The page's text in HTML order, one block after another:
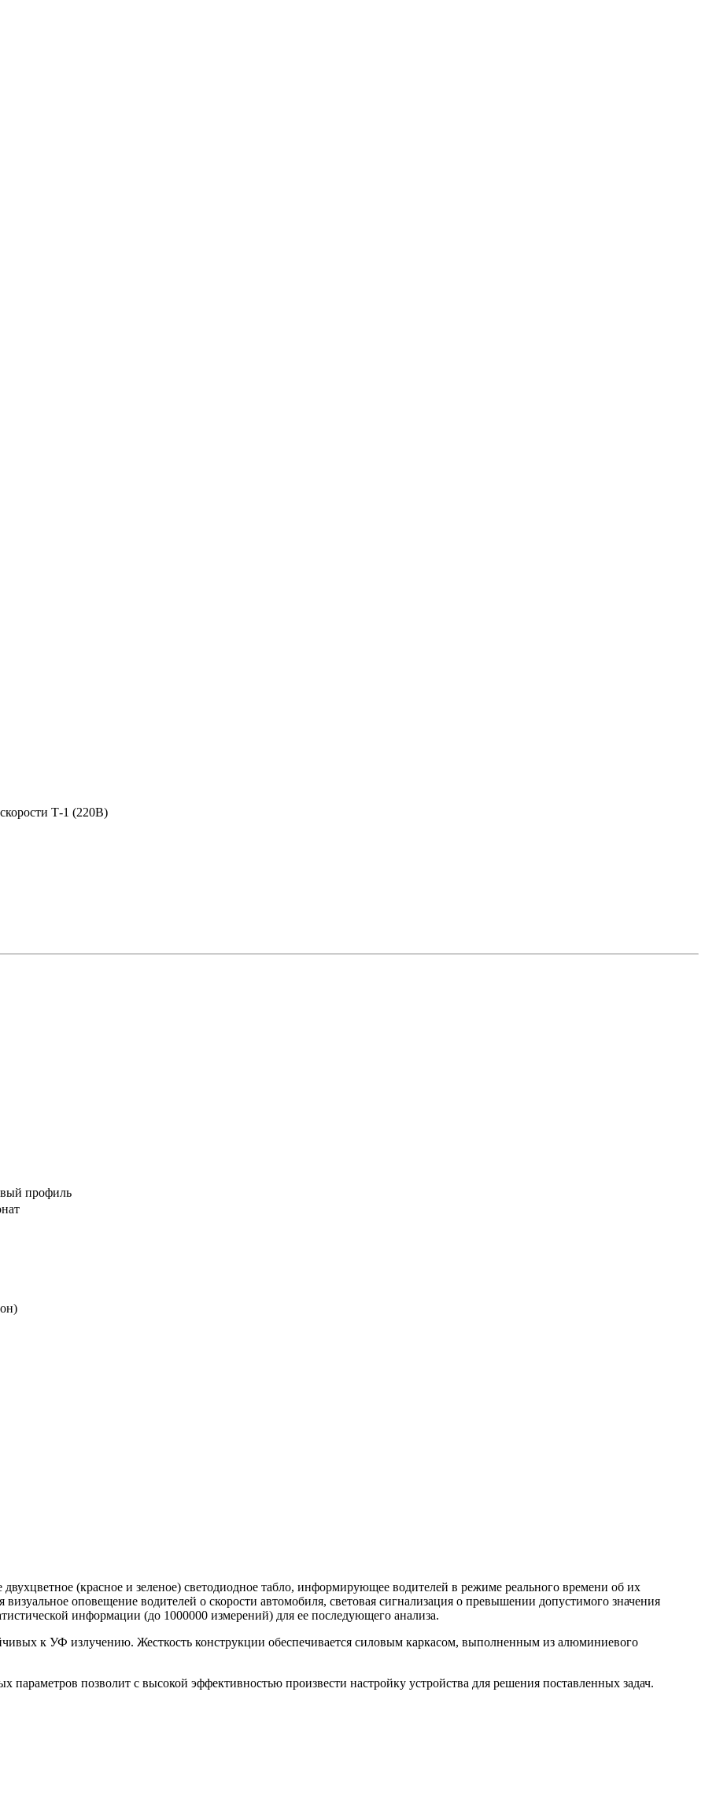
Т-1 (220В)
профиль
двухцветное (красное и зеленое) светодиодное табло, информирующее водителей в режиме реального времени об их
оповещение водителей о скорости автомобиля, световая сигнализация о превышении допустимого значения
информации (до 1000000 измерений) для ее последующего анализа.
к УФ излучению. Жесткость конструкции обеспечивается силовым каркасом, выполненным из алюминиевого
позволит с высокой эффективностью произвести настройку устройства для решения поставленных задач.